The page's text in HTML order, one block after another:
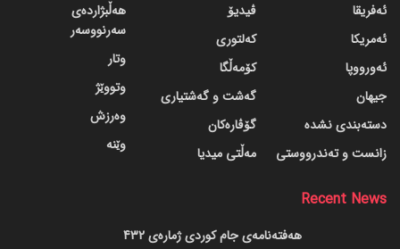
ئەفریقا
ئەمریکا
ئەورووپا
جیهان
دسته‌بندی نشده
زانست و تەندرووستی
ڤیدیۆ
کەلتوری
کۆمەڵگا
گه‌شت و گه‌شتیاری
گۆڤاره‌کان
مەڵتی میدیا
هەڵبژاردەی
سەرنووسەر
وتار
وتووێژ
وەرزش
وێنە
Recent News
هەفتەنامەی جام کوردی ژمارەی 432